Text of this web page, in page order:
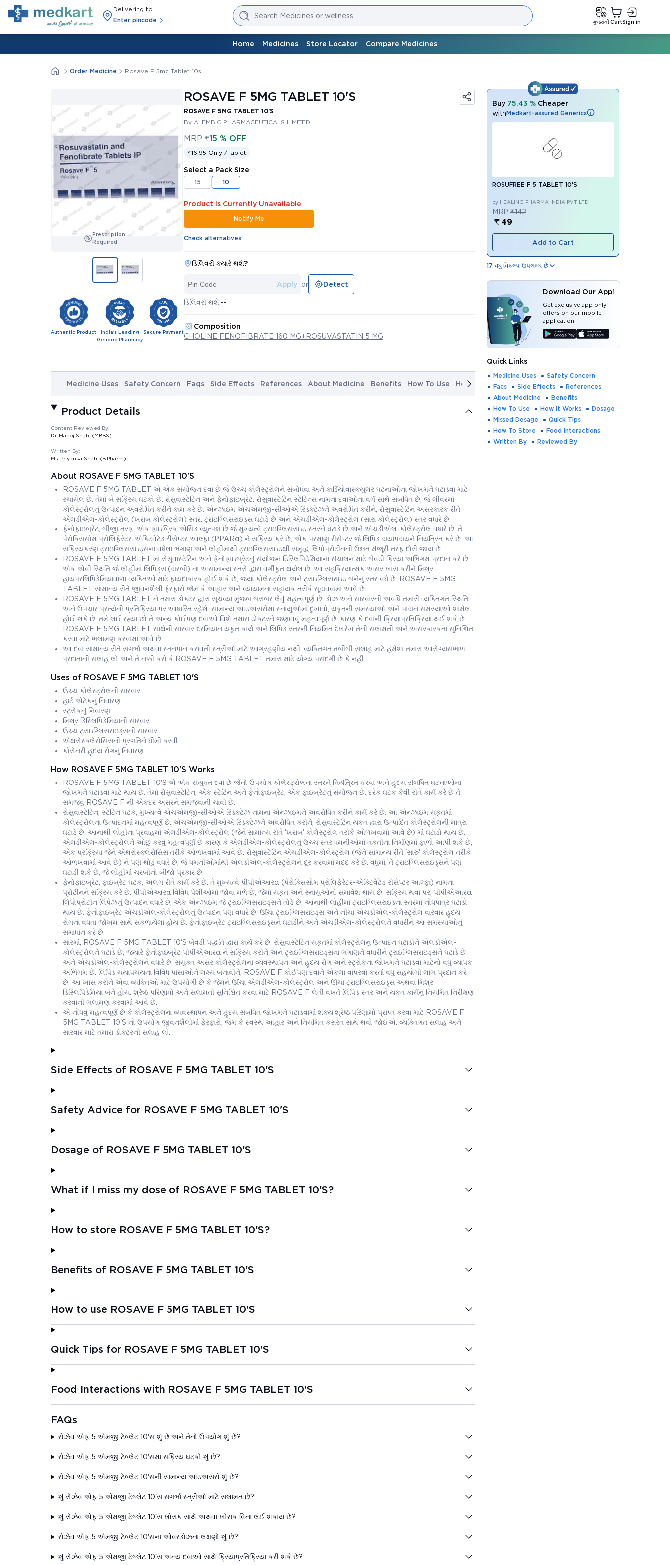
Delivering to
Enter pincode
Search Medicines or wellness
ગુજરાતી CartSign in
Home Medicines Store Locator Compare Medicines
Order Medicine Rosave F 5mg Tablet 10s
Prescription
Required
Authentic Product
India's Leading
Generic Pharmacy
Secure Payment
ROSAVE F 5MG TABLET 10'S
ROSAVE F 5MG TABLET 10'S
By ALEMBIC PHARMACEUTICALS LIMITED
MRP ₹15 % OFF
₹16.95 Only /Tablet
Select a Pack Size
15 10
Product Is Currently Unavailable
Notify Me
Check alternatives
ડિલિવરી ક્યારે થશે?
Apply or Detect
ડિલિવરી થશે:--
Composition
CHOLINE FENOFIBRATE 160 MG+ROSUVASTATIN 5 MG
Medicine Uses Safety Concern Faqs Side Effects References About Medicine Benefits How To Use How It Works Dosage Missed Dosage
Product Details
Content Reviewed By:
Dr. Manoj Shah, (MBBS)
Written By:
Ms. Priyanka Shah, (B.Pharm)
About ROSAVE F 5MG TABLET 10'S
ROSAVE F 5MG TABLET એ એક સંયોજન દવા છે જે ઉચ્ચ કોલેસ્ટ્રોલને સંબોધવા અને કાર્ડિયોવાસ્ક્યુલર ઘટનાઓના જોખમને ઘટાડવા માટે
રચાયેલ છે. તેમાં બે સક્રિય ઘટકો છે: રોસુવાસ્ટેટિન અને ફેનોફાઇબ્રેટ. રોસુવાસ્ટેટિન સ્ટેટિન્સ નામના દવાઓના વર્ગ સાથે સંબંધિત છે, જે લીવરમાં
કોલેસ્ટ્રોલનું ઉત્પાદન અવરોધિત કરીને કામ કરે છે. એન્ઝાઇમ એચએમજી-સીઓએ રિડક્ટેઝને અવરોધિત કરીને, રોસુવાસ્ટેટિન અસરકારક રીતે
એલડીએલ-કોલેસ્ટ્રોલ (ખરાબ કોલેસ્ટ્રોલ) સ્તર, ટ્રાઇગ્લિસરાઇડ્સ ઘટાડે છે અને એચડીએલ-કોલેસ્ટ્રોલ (સારા કોલેસ્ટ્રોલ) સ્તર વધારે છે.
ફેનોફાઇબ્રેટ, બીજી તરફ, એક ફાઇબ્રિક એસિડ વ્યુત્પન્ન છે જે મુખ્યત્વે ટ્રાઇગ્લિસરાઇડ સ્તરને ઘટાડે છે અને એચડીએલ-કોલેસ્ટ્રોલ વધારે છે. તે
પેરોક્સિસોમ પ્રોલિફેરેટર-એક્ટિવેટેડ રીસેપ્ટર આલ્ફા (PPARα) ને સક્રિય કરે છે, એક પરમાણુ રીસેપ્ટર જે લિપિડ ચયાપચયને નિયંત્રિત કરે છે. આ
સક્રિયકરણ ટ્રાઇગ્લિસરાઇડ્સના વધેલા ભંગાણ અને લોહીમાંથી ટ્રાઇગ્લિસરાઇડથી સમૃદ્ધ લિપોપ્રોટીનની ઉન્નત મંજૂરી તરફ દોરી જાય છે.
ROSAVE F 5MG TABLET માં રોસુવાસ્ટેટિન અને ફેનોફાઇબ્રેટનું સંયોજન ડિસ્લિપિડેમિયાના સંચાલન માટે બેવડી ક્રિયા અભિગમ પ્રદાન કરે છે,
એક એવી સ્થિતિ જે લોહીમાં લિપિડ્સ (ચરબી) ના અસામાન્ય સ્તરો દ્વારા વર્ગીકૃત થયેલ છે. આ સહક્રિયાત્મક અસર ખાસ કરીને મિશ્ર
હાયપરલિપિડેમિયાવાળા વ્યક્તિઓ માટે ફાયદાકારક હોઈ શકે છે, જ્યાં કોલેસ્ટ્રોલ અને ટ્રાઇગ્લિસરાઇડ બંનેનું સ્તર વધે છે. ROSAVE F 5MG
TABLET સામાન્ય રીતે જીવનશૈલી ફેરફારો જેમ કે આહાર અને વ્યાયામના સહાયક તરીકે સૂચવવામાં આવે છે.
ROSAVE F 5MG TABLET ને તમારા ડોક્ટર દ્વારા સૂચવ્યા મુજબ બરાબર લેવું મહત્વપૂર્ણ છે. ડોઝ અને સારવારની અવધિ તમારી વ્યક્તિગત સ્થિતિ
અને ઉપચાર પ્રત્યેની પ્રતિક્રિયા પર આધારિત રહેશે. સામાન્ય આડઅસરોમાં સ્નાયુઓમાં દુખાવો, યકૃતની સમસ્યાઓ અને પાચન સમસ્યાઓ શામેલ
હોઈ શકે છે. તમે લઈ રહ્યા છો તે અન્ય કોઈપણ દવાઓ વિશે તમારા ડોક્ટરને જણાવવું મહત્વપૂર્ણ છે, કારણ કે દવાની ક્રિયાપ્રતિક્રિયા થઈ શકે છે.
ROSAVE F 5MG TABLET સાથેની સારવાર દરમિયાન યકૃત કાર્ય અને લિપિડ સ્તરની નિયમિત દેખરેખ તેની સલામતી અને અસરકારકતા સુનિશ્ચિત
કરવા માટે ભલામણ કરવામાં આવે છે.
આ દવા સામાન્ય રીતે સગર્ભા અથવા સ્તનપાન કરાવતી સ્ત્રીઓ માટે આગ્રહણીય નથી. વ્યક્તિગત તબીબી સલાહ માટે હંમેશા તમારા આરોગ્યસંભાળ
પ્રદાતાની સલાહ લો અને તે નક્કી કરો કે ROSAVE F 5MG TABLET તમારા માટે યોગ્ય પસંદગી છે કે નહીં.
Uses of ROSAVE F 5MG TABLET 10'S
ઉચ્ચ કોલેસ્ટ્રોલની સારવાર
હાર્ટ એટેકનું નિવારણ
સ્ટ્રોકનું નિવારણ
મિશ્ર ડિસ્લિપિડેમિયાની સારવાર
ઉચ્ચ ટ્રાઇગ્લિસરાઇડ્સની સારવાર
એથરોસ્ક્લેરોસિસની પ્રગતિને ધીમી કરવી
કોરોનરી હૃદય રોગનું નિવારણ
How ROSAVE F 5MG TABLET 10'S Works
ROSAVE F 5MG TABLET 10'S એ એક સંયુક્ત દવા છે જેનો ઉપયોગ કોલેસ્ટ્રોલના સ્તરને નિયંત્રિત કરવા અને હૃદય સંબંધિત ઘટનાઓના
જોખમને ઘટાડવા માટે થાય છે. તેમાં રોસુવાસ્ટેટિન, એક સ્ટેટિન અને ફેનોફાઇબ્રેટ, એક ફાઇબ્રેટનું સંયોજન છે. દરેક ઘટક કેવી રીતે કાર્ય કરે છે તે
સમજવું ROSAVE F ની એકંદર અસરને સમજવાની ચાવી છે.
રોસુવાસ્ટેટિન, સ્ટેટિન ઘટક, મુખ્યત્વે એચએમજી-સીઓએ રિડક્ટેઝ નામના એન્ઝાઇમને અવરોધિત કરીને કાર્ય કરે છે. આ એન્ઝાઇમ યકૃતમાં
કોલેસ્ટ્રોલના ઉત્પાદનમાં મહત્વપૂર્ણ છે. એચએમજી-સીઓએ રિડક્ટેઝને અવરોધિત કરીને, રોસુવાસ્ટેટિન યકૃત દ્વારા ઉત્પાદિત કોલેસ્ટ્રોલની માત્રા
ઘટાડે છે. આનાથી લોહીના પ્રવાહમાં એલડીએલ-કોલેસ્ટ્રોલ (જેને સામાન્ય રીતે 'ખરાબ' કોલેસ્ટ્રોલ તરીકે ઓળખવામાં આવે છે) માં ઘટાડો થાય છે.
એલડીએલ-કોલેસ્ટ્રોલને ઓછું કરવું મહત્વપૂર્ણ છે કારણ કે એલડીએલ-કોલેસ્ટ્રોલનું ઉચ્ચ સ્તર ધમનીઓમાં તકતીના નિર્માણમાં ફાળો આપી શકે છે,
એક પ્રક્રિયા જેને એથરોસ્ક્લેરોસિસ તરીકે ઓળખવામાં આવે છે. રોસુવાસ્ટેટિન એચડીએલ-કોલેસ્ટ્રોલ (જેને સામાન્ય રીતે 'સારું' કોલેસ્ટ્રોલ તરીકે
ઓળખવામાં આવે છે) ને પણ થોડું વધારે છે, જે ધમનીઓમાંથી એલડીએલ-કોલેસ્ટ્રોલને દૂર કરવામાં મદદ કરે છે. વધુમાં, તે ટ્રાઇગ્લિસરાઇડ્સને પણ
ઘટાડી શકે છે, જે લોહીમાં ચરબીનો બીજો પ્રકાર છે.
ફેનોફાઇબ્રેટ, ફાઇબ્રેટ ઘટક, અલગ રીતે કાર્ય કરે છે. તે મુખ્યત્વે પીપીએઆરα (પેરોક્સિસોમ પ્રોલિફેરેટર-એક્ટિવેટેડ રીસેપ્ટર આલ્ફા) નામના
પ્રોટીનને સક્રિય કરે છે. પીપીએઆરα વિવિધ પેશીઓમાં જોવા મળે છે, જેમાં યકૃત અને સ્નાયુઓનો સમાવેશ થાય છે. સક્રિય થવા પર, પીપીએઆરα
લિપોપ્રોટીન લિપેઝનું ઉત્પાદન વધારે છે, એક એન્ઝાઇમ જે ટ્રાઇગ્લિસરાઇડ્સને તોડે છે. આનાથી લોહીમાં ટ્રાઇગ્લિસરાઇડના સ્તરમાં નોંધપાત્ર ઘટાડો
થાય છે. ફેનોફાઇબ્રેટ એચડીએલ-કોલેસ્ટ્રોલનું ઉત્પાદન પણ વધારે છે. ઊંચા ટ્રાઇગ્લિસરાઇડ્સ અને નીચા એચડીએલ-કોલેસ્ટ્રોલ વારંવાર હૃદય
રોગના વધતા જોખમ સાથે સંકળાયેલા હોય છે. ફેનોફાઇબ્રેટ ટ્રાઇગ્લિસરાઇડ્સને ઘટાડીને અને એચડીએલ-કોલેસ્ટ્રોલને વધારીને આ સમસ્યાઓનું
સમાધાન કરે છે.
સારમાં, ROSAVE F 5MG TABLET 10'S બેવડી પદ્ધતિ દ્વારા કાર્ય કરે છે. રોસુવાસ્ટેટિન યકૃતમાં કોલેસ્ટ્રોલનું ઉત્પાદન ઘટાડીને એલડીએલ-
કોલેસ્ટ્રોલને ઘટાડે છે, જ્યારે ફેનોફાઇબ્રેટ પીપીએઆરα ને સક્રિય કરીને અને ટ્રાઇગ્લિસરાઇડ્સના ભંગાણને વધારીને ટ્રાઇગ્લિસરાઇડ્સને ઘટાડે છે
અને એચડીએલ-કોલેસ્ટ્રોલને વધારે છે. સંયુક્ત અસર કોલેસ્ટ્રોલના વ્યવસ્થાપન અને હૃદય રોગ અને સ્ટ્રોકના જોખમને ઘટાડવા માટેનો વધુ વ્યાપક
અભિગમ છે. લિપિડ ચયાપચયના વિવિધ પાસાઓને લક્ષ્ય બનાવીને, ROSAVE F કોઈપણ દવાને એકલા વાપરવા કરતાં વધુ સહયોગી લાભ પ્રદાન કરે
છે. આ ખાસ કરીને એવા વ્યક્તિઓ માટે ઉપયોગી છે કે જેમને ઊંચા એલડીએલ-કોલેસ્ટ્રોલ અને ઊંચા ટ્રાઇગ્લિસરાઇડ્સ અથવા મિશ્ર
ડિસ્લિપિડેમિયા બંને હોય. શ્રેષ્ઠ પરિણામો અને સલામતી સુનિશ્ચિત કરવા માટે ROSAVE F લેતી વખતે લિપિડ સ્તર અને યકૃત કાર્યનું નિયમિત નિરીક્ષણ
કરવાની ભલામણ કરવામાં આવે છે.
એ નોંધવું મહત્વપૂર્ણ છે કે કોલેસ્ટ્રોલના વ્યવસ્થાપન અને હૃદય સંબંધિત જોખમને ઘટાડવામાં શક્ય શ્રેષ્ઠ પરિણામો પ્રાપ્ત કરવા માટે ROSAVE F
5MG TABLET 10'S નો ઉપયોગ જીવનશૈલીમાં ફેરફારો, જેમ કે સ્વસ્થ આહાર અને નિયમિત કસરત સાથે થવો જોઈએ. વ્યક્તિગત સલાહ અને
સારવાર માટે તમારા ડૉક્ટરની સલાહ લો.
Side Effects of ROSAVE F 5MG TABLET 10'S
Safety Advice for ROSAVE F 5MG TABLET 10'S
Dosage of ROSAVE F 5MG TABLET 10'S
What if I miss my dose of ROSAVE F 5MG TABLET 10'S?
How to store ROSAVE F 5MG TABLET 10'S?
Benefits of ROSAVE F 5MG TABLET 10'S
How to use ROSAVE F 5MG TABLET 10'S
Quick Tips for ROSAVE F 5MG TABLET 10'S
Food Interactions with ROSAVE F 5MG TABLET 10'S
FAQs
રોઝેવ એફ 5 એમજી ટેબ્લેટ 10'સ શું છે અને તેનો ઉપયોગ શું છે?
રોઝેવ એફ 5 એમજી ટેબ્લેટ 10'સમાં સક્રિય ઘટકો શું છે?
રોઝેવ એફ 5 એમજી ટેબ્લેટ 10'સની સામાન્ય આડઅસરો શું છે?
શું રોઝેવ એફ 5 એમજી ટેબ્લેટ 10'સ સગર્ભા સ્ત્રીઓ માટે સલામત છે?
શું રોઝેવ એફ 5 એમજી ટેબ્લેટ 10'સ ખોરાક સાથે અથવા ખોરાક વિના લઈ શકાય છે?
રોઝેવ એફ 5 એમજી ટેબ્લેટ 10'સના ઓવરડોઝના લક્ષણો શું છે?
શું રોઝેવ એફ 5 એમજી ટેબ્લેટ 10'સ અન્ય દવાઓ સાથે ક્રિયાપ્રતિક્રિયા કરી શકે છે?
Buy 75.43 % Cheaper
withMedkart-assured Generics
ROSUFREE F 5 TABLET 10'S
by HEALING PHARMA INDIA PVT LTD
MRP ₹142
₹ 49
Add to Cart
17 વધુ વિકલ્પ ઉપલબ્ધ છે
Download Our App!
Get exclusive app only
offers on our mobile
application
Quick Links
Medicine Uses
Safety Concern
Faqs
Side Effects
References
About Medicine
Benefits
How To Use
How It Works
Dosage
Missed Dosage
Quick Tips
How To Store
Food Interactions
Written By
Reviewed By